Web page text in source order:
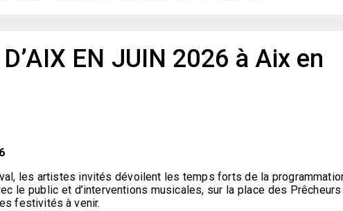
EN JUIN 2026 à Aix en
les artistes invités dévoilent les temps forts de la
le public et d’interventions musicales, sur la place des Prêcheurs
festivités à venir.